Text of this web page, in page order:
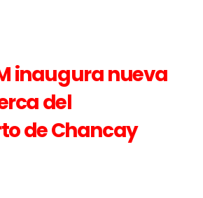
inaugura nueva
del
de Chancay